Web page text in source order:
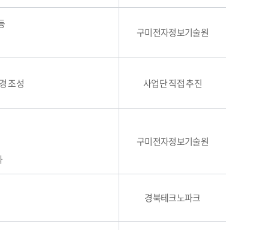
구미전자정보기술원
조성 사업단 직접 추진
구미전자정보기술원
경북테크노파크